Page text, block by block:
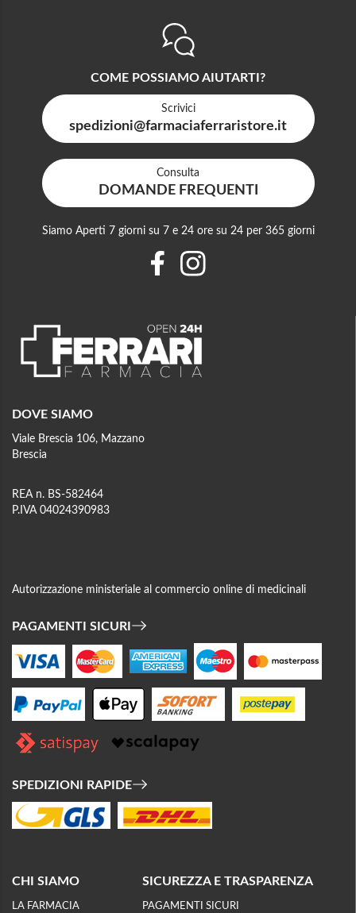
DOVE SIAMO
Viale Brescia 106, Mazzano
Brescia
REA n. BS-582464
P.IVA 04024390983
Autorizzazione ministeriale al commercio online di medicinali
PAGAMENTI SICURI
SPEDIZIONI RAPIDE
CHI SIAMO
LA FARMACIA
SICUREZZA E TRASPARENZA
PAGAMENTI SICURI
COME POSSIAMO AIUTARTI?
Scrivici
spedizioni@farmaciaferraristore.it
Consulta
DOMANDE FREQUENTI
Siamo Aperti 7 giorni su 7 e 24 ore su 24 per 365 giorni